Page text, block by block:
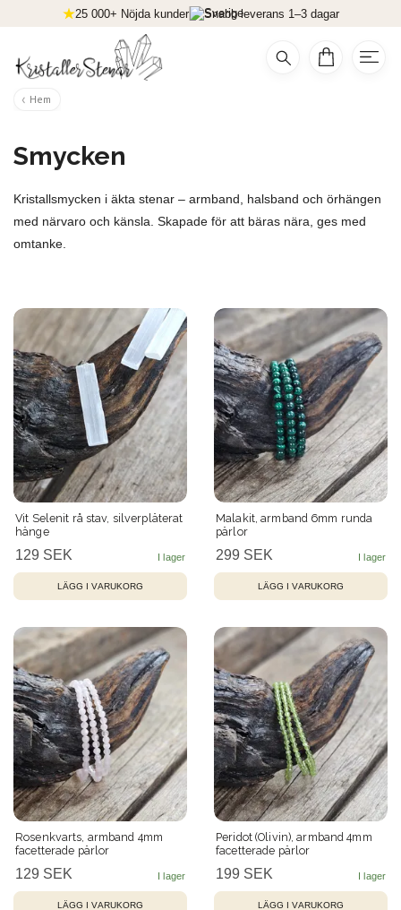
25 000+ Nöjda kunder Snabb leverans 1–3 dagar
Hem
Smycken
Kristallsmycken i äkta stenar – armband, halsband och örhängen
med närvaro och känsla. Skapade för att bäras nära, ges med
omtanke.
Vit Selenit rå stav, silverpläterat
hänge
129 SEK
Malakit, armband 6mm runda
pärlor
299 SEK
Rosenkvarts, armband 4mm
facetterade pärlor
129 SEK
Peridot (Olivin), armband 4mm
facetterade pärlor
199 SEK